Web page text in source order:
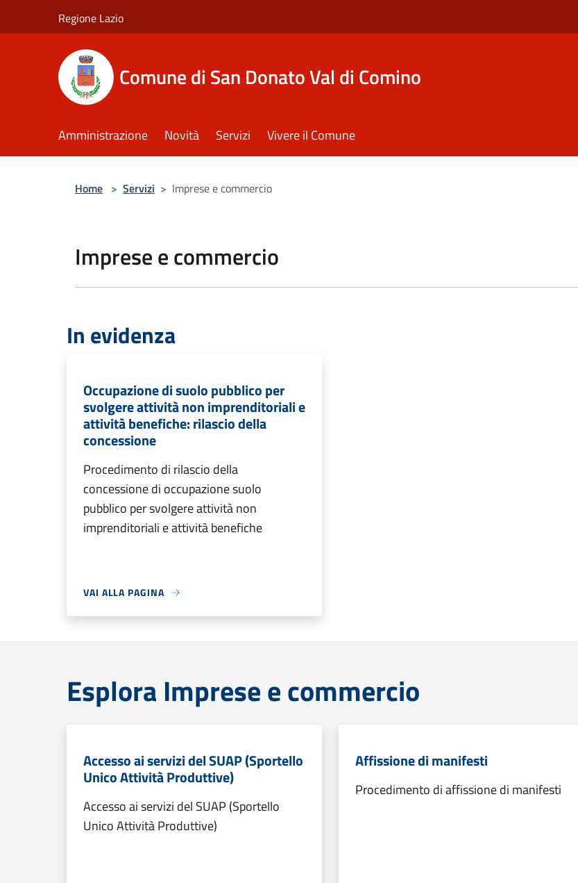
Regione Lazio
Comune di San Donato Val di Comino
Amministrazione Novità Servizi Vivere il Comune
Home > Servizi > Imprese e commercio
Imprese e commercio
In evidenza
Occupazione di suolo pubblico per
svolgere attività non imprenditoriali e
attività benefiche: rilascio della
concessione
Procedimento di rilascio della
concessione di occupazione suolo
pubblico per svolgere attività non
imprenditoriali e attività benefiche
VAI ALLA PAGINA
Esplora Imprese e commercio
Accesso ai servizi del SUAP (Sportello
Unico Attività Produttive)
Accesso ai servizi del SUAP (Sportello
Unico Attività Produttive)
Affissione di manifesti
Procedimento di affissione di manifesti